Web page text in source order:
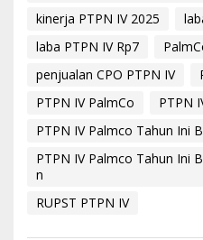
kinerja PTPN IV 2025
laba PTPN IV Rp7
penjualan CPO PTPN IV
PTPN IV PalmCo
PTPN
PTPN IV Palmco Tahun Ini
PTPN IV Palmco Tahun Ini
n
RUPST PTPN IV